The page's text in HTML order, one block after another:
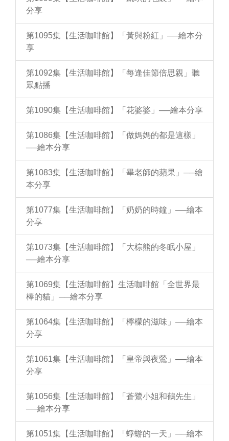
分享
第1095集【生活咖啡館】「黃與粉紅」──繪本分
享
第1092集【生活咖啡館】「每逢佳節倍思親」聽
眾點播
第1090集【生活咖啡館】「花婆婆」──繪本分享
第1086集【生活咖啡館】「做媽媽的都是這樣」
──繪本分享
第1083集【生活咖啡館】「畢老師的蘋果」──繪
本分享
第1077集【生活咖啡館】「奶奶的時鐘」──繪本
分享
第1073集【生活咖啡館】「大棕熊的冬眠小屋」
──繪本分享
第1069集【生活咖啡館】生活咖啡館「全世界最
棒的貓」──繪本分享
第1064集【生活咖啡館】「檸檬的滋味」──繪本
分享
第1061集【生活咖啡館】「皇帝與夜鶯」──繪本
分享
第1056集【生活咖啡館】「蒼鷺小姐和鶴先生」
──繪本分享
第1051集【生活咖啡館】「蜉蝣的一天」──繪本